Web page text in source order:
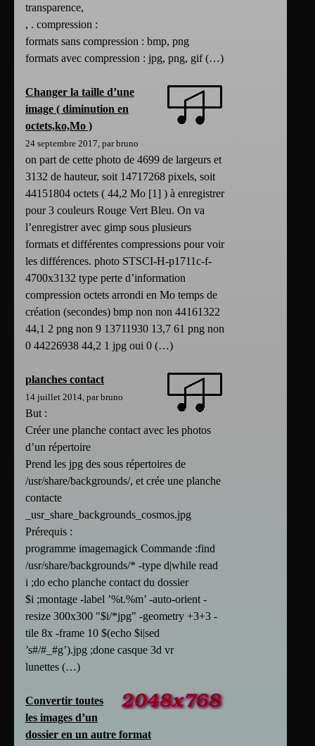
transparence,
, . compression :
formats sans compression : bmp, png
formats avec compression : jpg, png, gif (…)
Changer la taille d’une
image ( diminution en
octets,ko,Mo )
24 septembre 2017, par bruno
on part de cette photo de 4699 de largeurs et
3132 de hauteur, soit 14717268 pixels, soit
44151804 octets ( 44,2 Mo [1] ) à enregistrer
pour 3 couleurs Rouge Vert Bleu. On va
l’enregistrer avec gimp sous plusieurs
formats et différentes compressions pour voir
les différences. photo STSCI-H-p1711c-f-
4700x3132 type perte d’information
compression octets arrondi en Mo temps de
création (secondes) bmp non non 44161322
44,1 2 png non 9 13711930 13,7 61 png non
0 44226938 44,2 1 jpg oui 0 (…)
planches contact
14 juillet 2014, par bruno
But :
Créer une planche contact avec les photos
d’un répertoire
Prend les jpg des sous répertoires de
/usr/share/backgrounds/, et crée une planche
contacte
_usr_share_backgrounds_cosmos.jpg
Prérequis :
programme imagemagick Commande :find
/usr/share/backgrounds/* -type d|while read
i ;do echo planche contact du dossier
$i ;montage -label ’%t.%m’ -auto-orient -
resize 300x300 "$i/*jpg" -geometry +3+3 -
tile 8x -frame 10 $(echo $i|sed
’s#/#_#g’).jpg ;done casque 3d vr
lunettes (…)
Convertir toutes
les images d’un
dossier en un autre format